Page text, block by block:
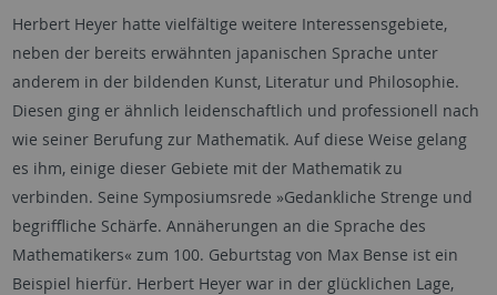
Herbert Heyer hatte vielfältige weitere Interessensgebiete,
neben der bereits erwähnten japanischen Sprache unter
anderem in der bildenden Kunst, Literatur und Philosophie.
Diesen ging er ähnlich leidenschaftlich und professionell nach
wie seiner Berufung zur Mathematik. Auf diese Weise gelang
es ihm, einige dieser Gebiete mit der Mathematik zu
verbinden. Seine Symposiumsrede »Gedankliche Strenge und
begriffliche Schärfe. Annäherungen an die Sprache des
Mathematikers« zum 100. Geburtstag von Max Bense ist ein
Beispiel hierfür. Herbert Heyer war in der glücklichen Lage,